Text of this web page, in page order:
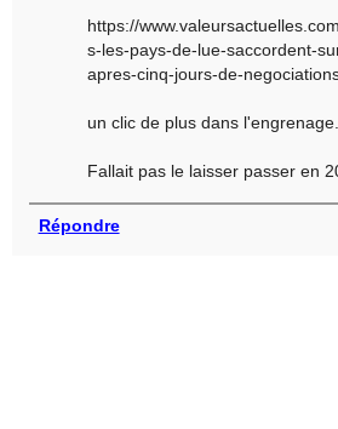
https://
s-les-pays-de-lue-saccordent-
apres-cinq-jours-de-
un clic de plus dans l'engrenage.
Fallait pas le laisser passer en
Répondre